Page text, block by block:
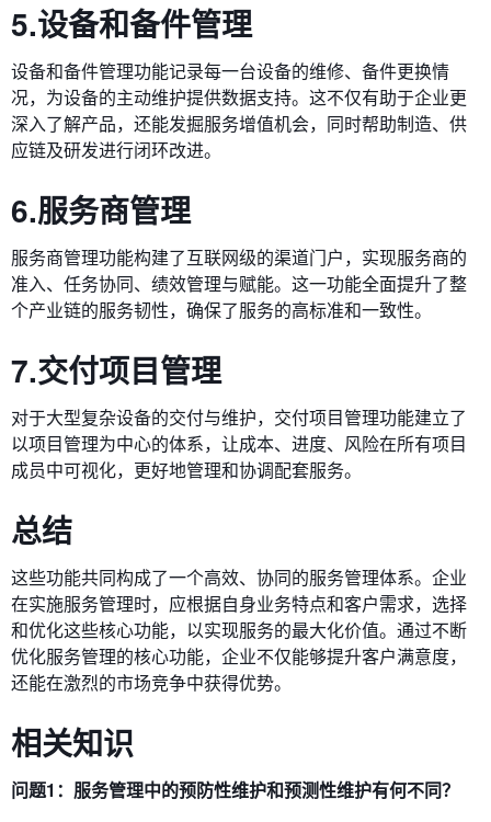
5.设备和备件管理
设备和备件管理功能记录每一台设备的维修、备件更换情
况，为设备的主动维护提供数据支持。这不仅有助于企业更
深入了解产品，还能发掘服务增值机会，同时帮助制造、供
应链及研发进行闭环改进。
6.服务商管理
服务商管理功能构建了互联网级的渠道门户，实现服务商的
准入、任务协同、绩效管理与赋能。这一功能全面提升了整
个产业链的服务韧性，确保了服务的高标准和一致性。
7.交付项目管理
对于大型复杂设备的交付与维护，交付项目管理功能建立了
以项目管理为中心的体系，让成本、进度、风险在所有项目
成员中可视化，更好地管理和协调配套服务。
总结
这些功能共同构成了一个高效、协同的服务管理体系。企业
在实施服务管理时，应根据自身业务特点和客户需求，选择
和优化这些核心功能，以实现服务的最大化价值。通过不断
优化服务管理的核心功能，企业不仅能够提升客户满意度，
还能在激烈的市场竞争中获得优势。
相关知识
问题1：服务管理中的预防性维护和预测性维护有何不同？